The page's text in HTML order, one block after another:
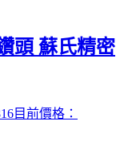
頭 蘇氏精密
目前價格：